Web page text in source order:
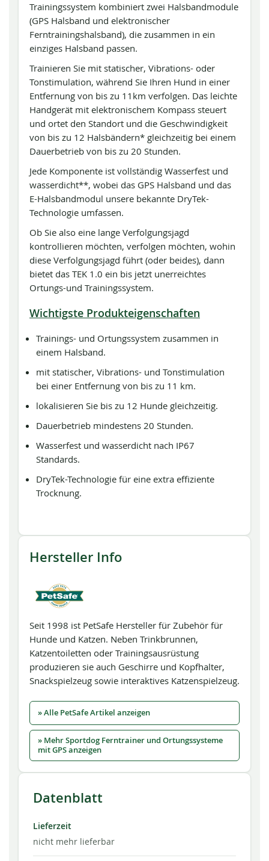
Trainingssystem kombiniert zwei Halsbandmodule
(GPS Halsband und elektronischer
Ferntrainingshalsband), die zusammen in ein
einziges Halsband passen.
Trainieren Sie mit statischer, Vibrations- oder
Tonstimulation, während Sie Ihren Hund in einer
Entfernung von bis zu 11km verfolgen. Das leichte
Handgerät mit elektronischem Kompass steuert
und ortet den Standort und die Geschwindigkeit
von bis zu 12 Halsbändern* gleichzeitig bei einem
Dauerbetrieb von bis zu 20 Stunden.
Jede Komponente ist vollständig Wasserfest und
wasserdicht**, wobei das GPS Halsband und das
E-Halsbandmodul unsere bekannte DryTek-
Technologie umfassen.
Ob Sie also eine lange Verfolgungsjagd
kontrollieren möchten, verfolgen möchten, wohin
diese Verfolgungsjagd führt (oder beides), dann
bietet das TEK 1.0 ein bis jetzt unerreichtes
Ortungs-und Trainingssystem.
Wichtigste Produkteigenschaften
Trainings- und Ortungssystem zusammen in
einem Halsband.
mit statischer, Vibrations- und Tonstimulation
bei einer Entfernung von bis zu 11 km.
lokalisieren Sie bis zu 12 Hunde gleichzeitig.
Dauerbetrieb mindestens 20 Stunden.
Wasserfest und wasserdicht nach IP67
Standards.
DryTek-Technologie für eine extra effiziente
Trocknung.
Hersteller Info
Seit 1998 ist PetSafe Hersteller für Zubehör für
Hunde und Katzen. Neben Trinkbrunnen,
Katzentoiletten oder Trainingsausrüstung
produzieren sie auch Geschirre und Kopfhalter,
Snackspielzeug sowie interaktives Katzenspielzeug.
» Alle PetSafe Artikel anzeigen
» Mehr Sportdog Ferntrainer und Ortungssysteme
mit GPS anzeigen
Datenblatt
Lieferzeit
nicht mehr lieferbar